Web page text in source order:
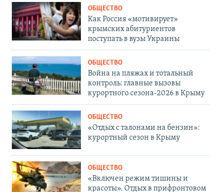
ОБЩЕСТВО
Как Россия «мотивирует»
крымских абитуриентов
поступать в вузы Украины
ОБЩЕСТВО
Война на пляжах и тотальный
контроль: главные вызовы
курортного сезона-2026 в Крыму
ОБЩЕСТВО
«Отдых с талонами на бензин»:
курортный сезон в Крыму
ОБЩЕСТВО
«Включен режим тишины и
красоты». Отдых в прифронтовом